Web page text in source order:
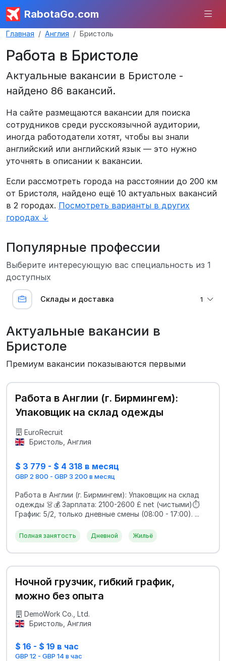
RabotaGo.com
Главная Англия Бристоль
Работа в Бристоле
Актуальные вакансии в Бристоле -
найдено 86 вакансий.
На сайте размещаются вакансии для поиска
сотрудников среди русскоязычной аудитории,
иногда работодатели хотят, чтобы вы знали
английский или английский язык — это нужно
уточнять в описании к вакансии.
Если рассмотреть города на расстоянии до 200 км
от Бристоля, найдено ещё 10 актуальных вакансий
в 2 городах. Посмотреть варианты в других
городах ↓
Популярные профессии
Выберите интересующую вас специальность из 1
доступных
Склады и доставка 1
Актуальные вакансии в
Бристоле
Премиум вакансии показываются первыми
Работа в Англии (г. Бирмингем):
Упаковщик на склад одежды
EuroRecruit
Бристоль, Англия
$ 3 779 - $ 4 318 в месяц
GBP 2 800 - GBP 3 200 в месяц
Работа в Англии (г. Бирмингем): Упаковщик на склад
одежды 👗💰 Зарплата: 2100-2600 £ net (чистыми)⏱️
График: 5/2, только дневные смены (08:00 - 17:00). ...
Полная занятость Дневной Жильё
Ночной грузчик, гибкий график,
можно без опыта
DemoWork Co., Ltd.
Бристоль, Англия
$ 16 - $ 19 в час
GBP 12 - GBP 14 в час